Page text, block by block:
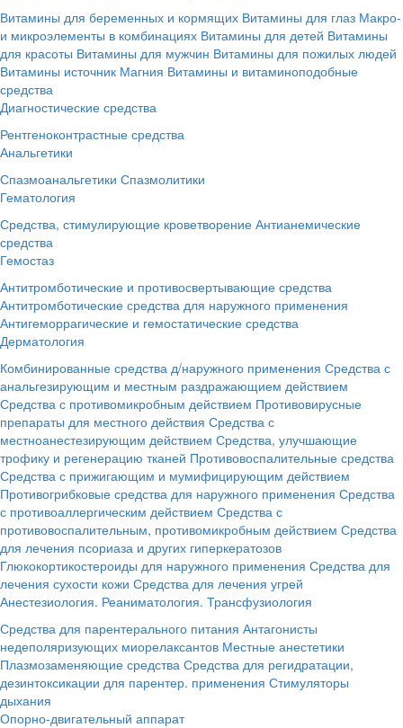
Витамины для беременных и кормящих Витамины для глаз Макро-
и микроэлементы в комбинациях Витамины для детей Витамины
для красоты Витамины для мужчин Витамины для пожилых людей
Витамины источник Магния Витамины и витаминоподобные
средства
Диагностические средства
Рентгеноконтрастные средства
Анальгетики
Спазмоанальгетики Спазмолитики
Гематология
Средства, стимулирующие кроветворение Антианемические
средства
Гемостаз
Антитромботические и противосвертывающие средства
Антитромботические средства для наружного применения
Антигеморрагические и гемостатические средства
Дерматология
Комбинированные средства д/наружного применения Средства с
анальгезирующим и местным раздражающием действием
Средства с противомикробным действием Противовирусные
препараты для местного действия Средства с
местноанестезирующим действием Средства, улучшающие
трофику и регенерацию тканей Противовоспалительные средства
Средства с прижигающим и мумифицирующим действием
Противогрибковые средства для наружного применения Средства
с противоаллергическим действием Средства с
противовоспалительным, противомикробным действием Средства
для лечения псориаза и других гиперкератозов
Глюкокортикостероиды для наружного применения Средства для
лечения сухости кожи Средства для лечения угрей
Анестезиология. Реаниматология. Трансфузиология
Средства для парентерального питания Антагонисты
недеполяризующих миорелаксантов Местные анестетики
Плазмозаменяющие средства Средства для регидратации,
дезинтоксикации для парентер. применения Стимуляторы
дыхания
Опорно-двигательный аппарат